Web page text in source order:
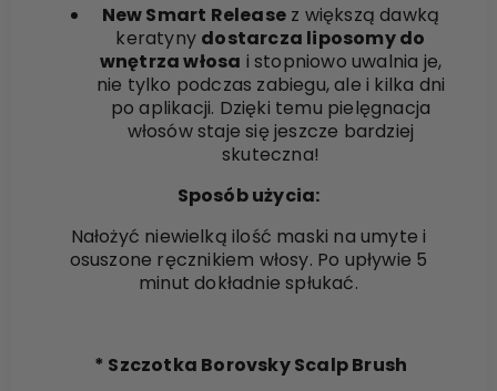
New Smart Release z większą dawką
keratyny dostarcza liposomy do
wnętrza włosa i stopniowo uwalnia je,
nie tylko podczas zabiegu, ale i kilka dni
po aplikacji. Dzięki temu pielęgnacja
włosów staje się jeszcze bardziej
skuteczna!
Sposób użycia:
Nałożyć niewielką ilość maski na umyte i
osuszone ręcznikiem włosy. Po upływie 5
minut dokładnie spłukać.
* Szczotka Borovsky Scalp Brush